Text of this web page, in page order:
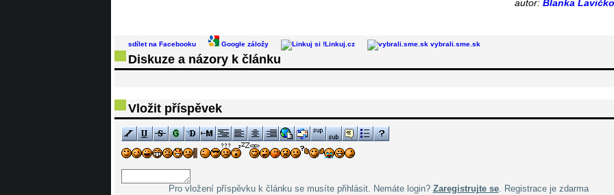
autor: Blanka
sdílet na Facebooku Google záložy Linkuj.cz vybrali.sme.sk
Diskuze a názory k článku
Vložit příspěvek
Pro vložení příspěvku k článku se musíte přihlásit. Nemáte login? Zaregistrujte se. Registrace je zdarma